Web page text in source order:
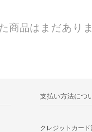
商品はまだありま
支払い方法につ
クレジットカー